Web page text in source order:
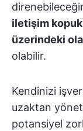
iletişim
üzerindeki
olabilir.
Kendinizi
uzaktan
potansiyel